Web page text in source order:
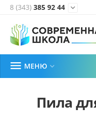
8 (343) 385 92 44 
 МЕНЮ 
Пила